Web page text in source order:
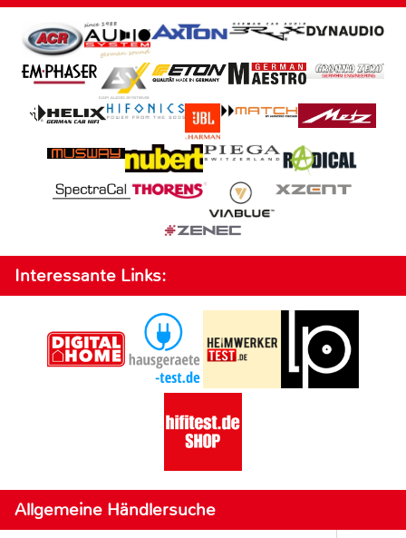
Interessante Links:
Allgemeine Händlersuche